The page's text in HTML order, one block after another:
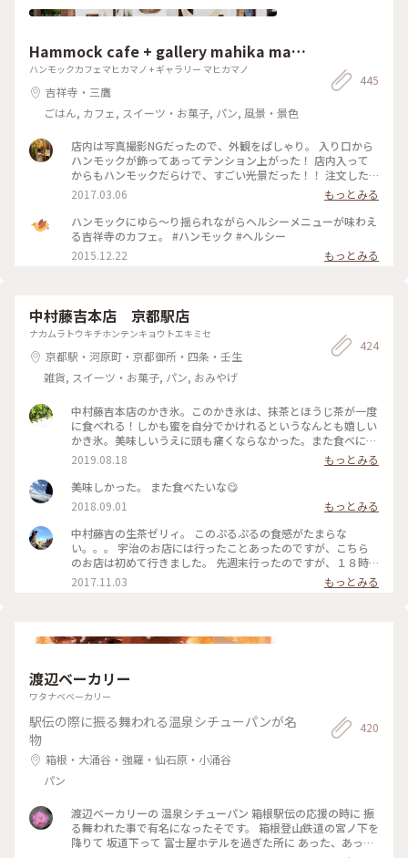
Hammock cafe + gallery mahika man
o
ハンモックカフェマヒカマノ + ギャラリー マヒカマノ
吉祥寺・三鷹
ごはん, カフェ, スイーツ・お菓子, パン, 風景・景色
445
店内は写真撮影NGだったので、外観をぱしゃり。 入り口から
ハンモックが飾ってあってテンション上がった！ 店内入って
からもハンモックだらけで、すごい光景だった！！ 注文した
ものは、ガパオライスとレモネード。 ガパオライスは日本人
に合うようにアレンジされてて、レモネードはちょい酸っぱめ
でした！ あとトイレが広くてお洒落すぎて、ビビった。笑 全
体的にお洒落で、素敵な空間でした♫ #吉祥寺 #ハンモック #
カフェ
2017.03.06
もっとみる
ハンモックにゆら～り揺られながらヘルシーメニューが味わえ
る吉祥寺のカフェ。 #ハンモック #ヘルシー
2015.12.22
もっとみる
中村藤吉本店 京都駅店
ナカムラトウキチホンテンキョウトエキミセ
京都駅・河原町・京都御所・四条・壬生
雑貨, スイーツ・お菓子, パン, おみやげ
424
中村藤吉本店のかき氷。このかき氷は、抹茶とほうじ茶が一度
に食べれる！しかも蜜を自分でかけれるというなんとも嬉しい
かき氷。美味しいうえに頭も痛くならなかった。また食べにい
くぞ！ #旅のひととき #夏旅2019 #ひんやりスイーツ #京都 #
中村藤吉本店 #かき氷 #抹茶 #ほうじ茶
2019.08.18
もっとみる
美味しかった。 また食べたいな😋
2018.09.01
もっとみる
中村藤吉の生茶ゼリィ。 このぷるぷるの食感がたまらな
い。。。 宇治のお店には行ったことあったのですが、こちら
のお店は初めて行きました。 先週末行ったのですが、１８時
過ぎに行ったので、カフェには２０分くらいの待ち時間で入る
ことができました😊 お土産にと思っていたテイクアウトのゼ
友達はほうじ茶ゼリィを食べていましたが… このお店のほうじ
中村藤吉#京都#生茶ゼリィ#甘味#和菓子 #ことりっぷ京都#京
都駅
2017.11.03 もっとみる
渡辺ベーカリー
ワタナベベーカリー
駅伝の際に振る舞われる温泉シチューパンが名
物
箱根・大涌谷・強羅・仙石原・小涌谷
パン
420
渡辺ベーカリーの 温泉シチューパン 箱根駅伝の応援の時に 振
る舞われた事で有名になったそです。 箱根登山鉄道の宮ノ下を
降りて 坂道下って 富士屋ホテルを過ぎた所に あった、あっ